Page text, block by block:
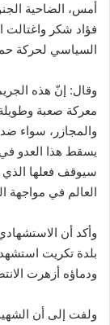
أمس، الضاحية
فؤاد شكر واغتالت
السياسي لحركة
وقال: إنّ هذه
معركة صعبة
والمجازر، سواء
يسقط هذا العدو في
سيوقف فعلها
العالم في مواجهة
وأكد أن
بلدة تكريت
ودماؤه أزهرت
ولفت إلى أن